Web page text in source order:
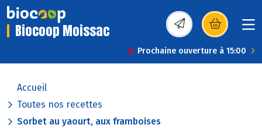
Biocoop Moissac (s’ouvre dans une
Prochaine ouverture à 15:00
Accueil
Toutes nos recettes
Sorbet au yaourt, aux framboises